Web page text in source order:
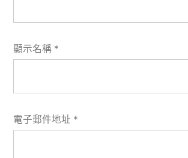
顯示名稱 *
電子郵件地址 *